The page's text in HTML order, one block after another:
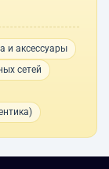
и аксессуары
сетей